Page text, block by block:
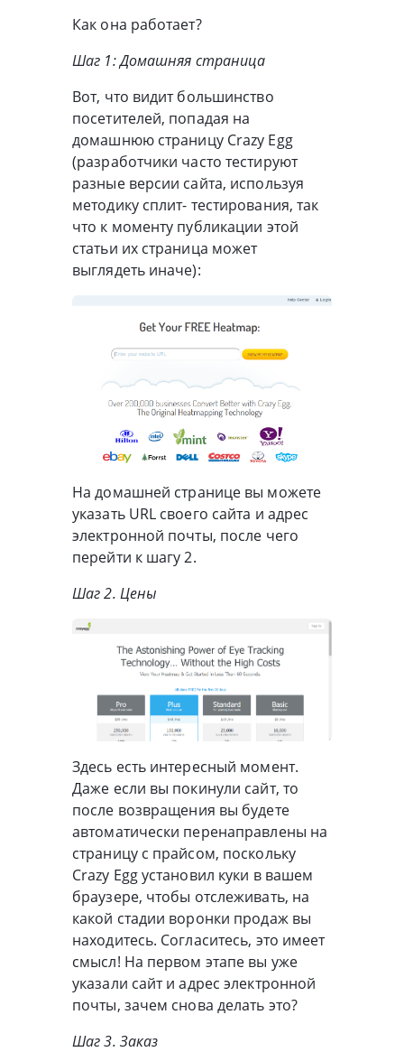
Как она работает?
Шаг 1: Домашняя страница
Вот, что видит большинство
посетителей, попадая на
домашнюю страницу Crazy Egg
(разработчики часто тестируют
разные версии сайта, используя
методику сплит- тестирования, так
что к моменту публикации этой
статьи их страница может
выглядеть иначе):
На домашней странице вы можете
указать URL своего сайта и адрес
электронной почты, после чего
перейти к шагу 2.
Шаг 2. Цены
Здесь есть интересный момент.
Даже если вы покинули сайт, то
после возвращения вы будете
автоматически перенаправлены на
страницу с прайсом, поскольку
Crazy Egg установил куки в вашем
браузере, чтобы отслеживать, на
какой стадии воронки продаж вы
находитесь. Согласитесь, это имеет
смысл! На первом этапе вы уже
указали сайт и адрес электронной
почты, зачем снова делать это?
Шаг 3. Заказ